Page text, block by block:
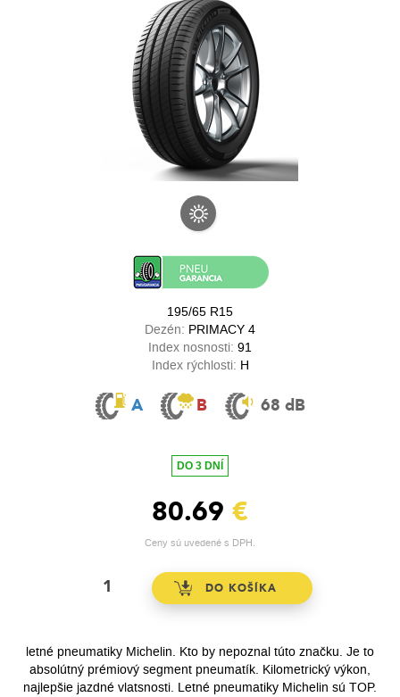
195/65 R15
Dezén: PRIMACY 4
Index nosnosti: 91
Index rýchlosti: H
A B 68 dB
DO 3 DNÍ
80.69 €
Ceny sú uvedené s DPH.
letné pneumatiky Michelin. Kto by nepoznal túto značku. Je to
absolútný prémiový segment pneumatík. Kilometrický výkon,
najlepšie jazdné vlatsnosti. Letné pneumatiky Michelin sú TOP.